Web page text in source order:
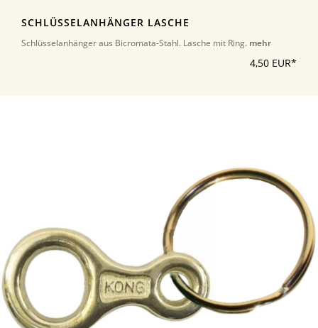
SCHLÜSSELANHÄNGER LASCHE
Schlüsselanhänger aus Bicromata-Stahl. Lasche mit Ring. mehr
4,50 EUR*